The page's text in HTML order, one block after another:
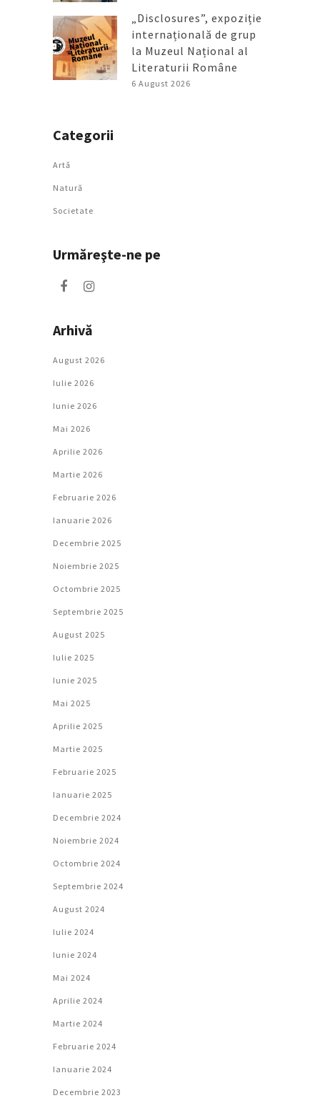
„Disclosures”, expoziție
internațională de grup
la Muzeul Național al
Literaturii Române
6 August 2026
Categorii
Artǎ
Natură
Societate
Urmăreşte-ne pe
Arhivă
August 2026
Iulie 2026
Iunie 2026
Mai 2026
Aprilie 2026
Martie 2026
Februarie 2026
Ianuarie 2026
Decembrie 2025
Noiembrie 2025
Octombrie 2025
Septembrie 2025
August 2025
Iulie 2025
Iunie 2025
Mai 2025
Aprilie 2025
Martie 2025
Februarie 2025
Ianuarie 2025
Decembrie 2024
Noiembrie 2024
Octombrie 2024
Septembrie 2024
August 2024
Iulie 2024
Iunie 2024
Mai 2024
Aprilie 2024
Martie 2024
Februarie 2024
Ianuarie 2024
Decembrie 2023